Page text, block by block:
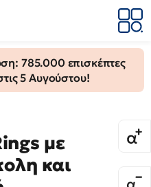
785.000 επισκέπτες
5 Αυγούστου!
με
και